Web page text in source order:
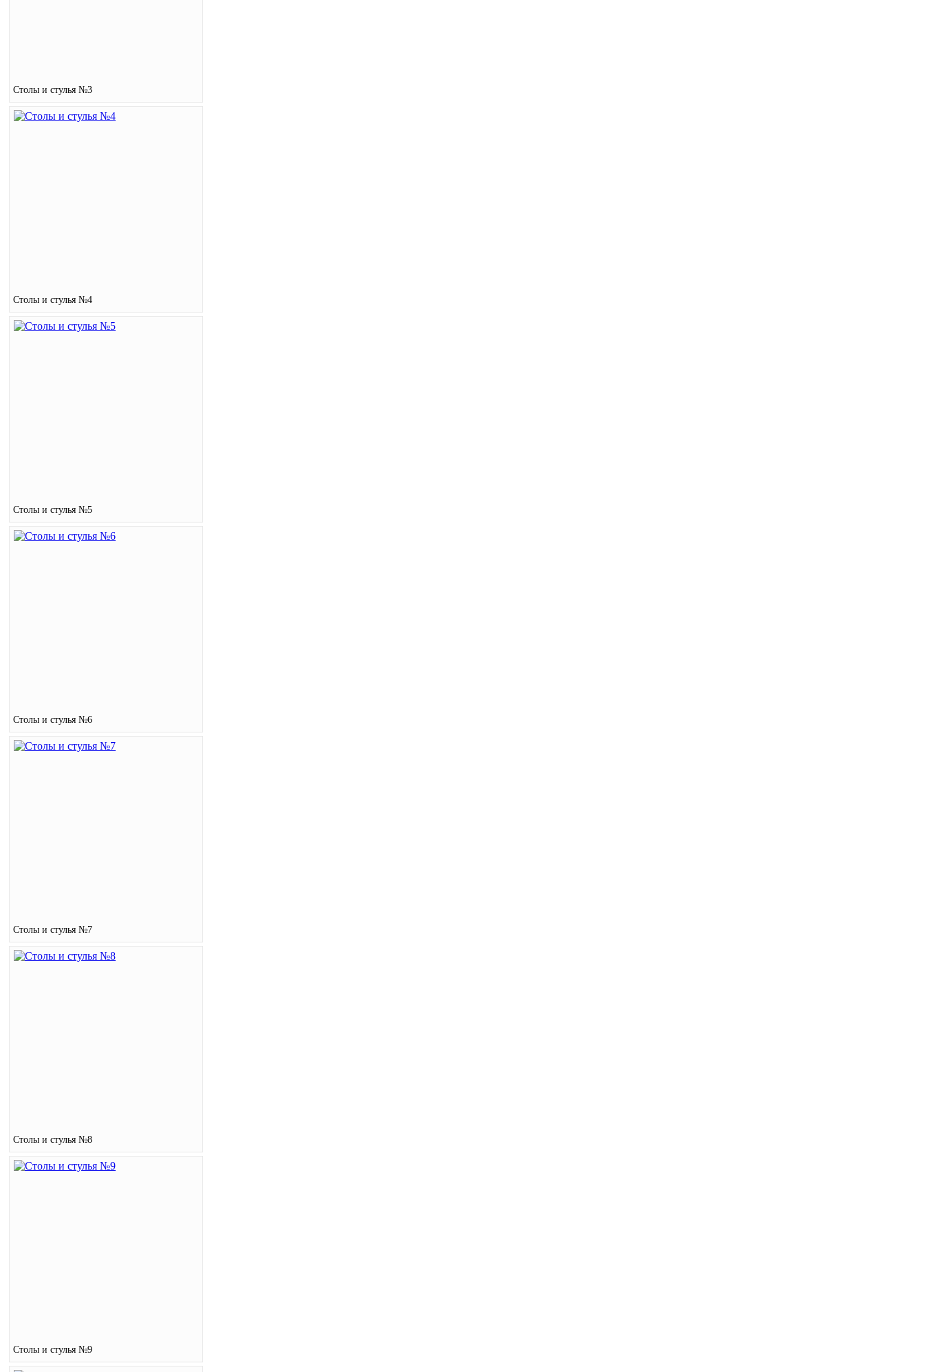
Столы и стулья №3
Столы и стулья №4
Столы и стулья №5
Столы и стулья №6
Столы и стулья №7
Столы и стулья №8
Столы и стулья №9